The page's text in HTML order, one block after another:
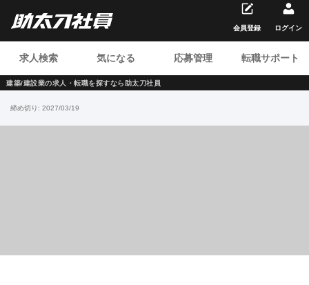
建築/建設業の求人・転職を探すなら助太刀社員
求人検索 気になる 応募管理 転職サポート
会員登録 ログイン
締め切り: 2027/03/19